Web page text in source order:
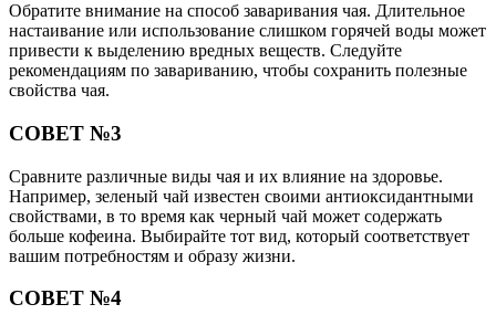
Обратите внимание на способ заваривания чая. Длительное
настаивание или использование слишком горячей воды может
привести к выделению вредных веществ. Следуйте
рекомендациям по завариванию, чтобы сохранить полезные
свойства чая.
СОВЕТ №3
Сравните различные виды чая и их влияние на здоровье.
Например, зеленый чай известен своими антиоксидантными
свойствами, в то время как черный чай может содержать
больше кофеина. Выбирайте тот вид, который соответствует
вашим потребностям и образу жизни.
СОВЕТ №4